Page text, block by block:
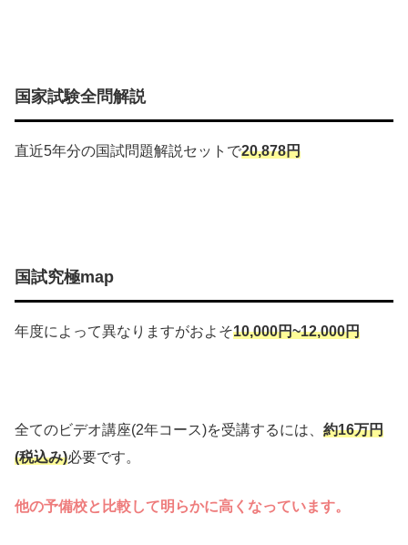
国家試験全問解説
直近5年分の国試問題解説セットで20,878円
国試究極map
年度によって異なりますがおよそ10,000円~12,000円
全てのビデオ講座(2年コース)を受講するには、 約16万円
(税込み)必要です。
他の予備校と比較して明らかに高くなっています。